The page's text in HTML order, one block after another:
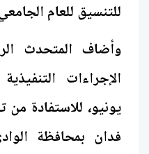
للتنسيق للعام الجامعي 2026/
وأضاف المتحدث
الإجراءات
فدان بمحافظة